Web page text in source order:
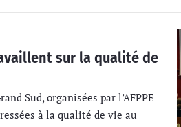
sur la qualité de
Sud, organisées par l’AFPPE
à la qualité de vie au